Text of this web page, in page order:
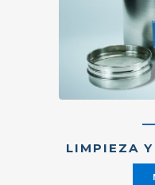
LIMPIEZA